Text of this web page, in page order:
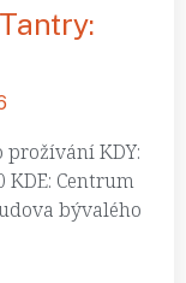
KDY:
KDE: Centrum
bývalého